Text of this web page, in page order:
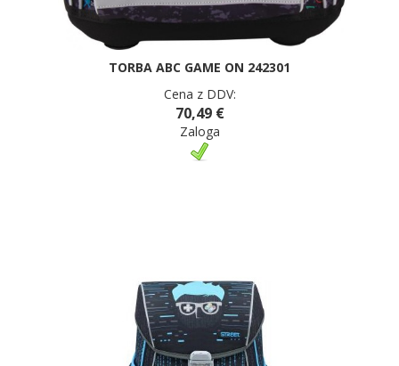
TORBA ABC GAME ON 242301
Cena z DDV:
70,49 €
Zaloga